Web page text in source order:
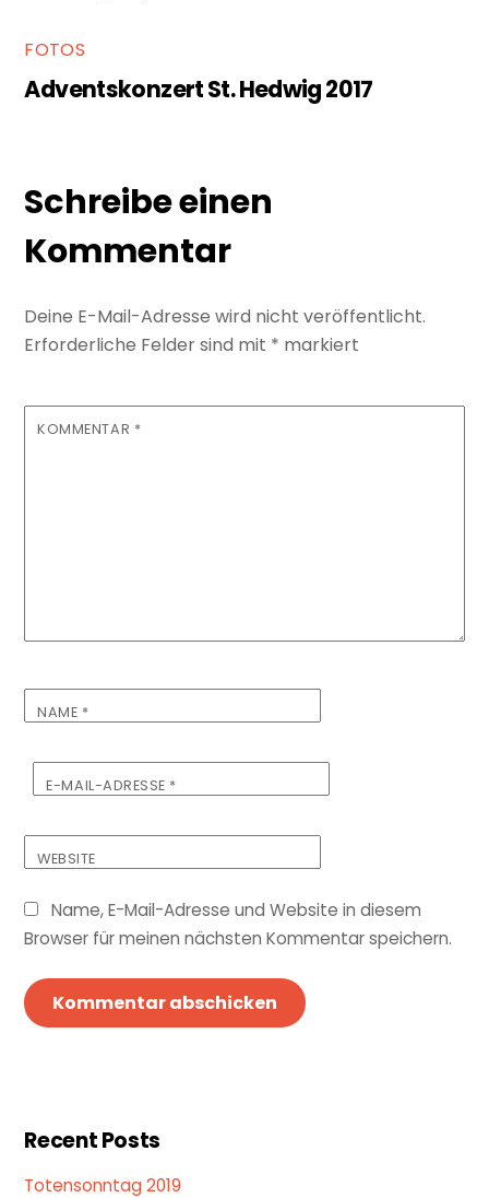
FOTOS
Adventskonzert St. Hedwig 2017
Schreibe einen
Kommentar
Deine E-Mail-Adresse wird nicht veröffentlicht.
Erforderliche Felder sind mit * markiert
KOMMENTAR *
NAME *
E-MAIL-ADRESSE *
WEBSITE
Name, E-Mail-Adresse und Website in diesem
Browser für meinen nächsten Kommentar speichern.
Recent Posts
Totensonntag 2019